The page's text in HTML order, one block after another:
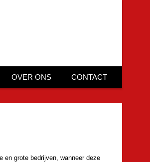
OVER ONS CONTACT
en grote bedrijven, wanneer deze